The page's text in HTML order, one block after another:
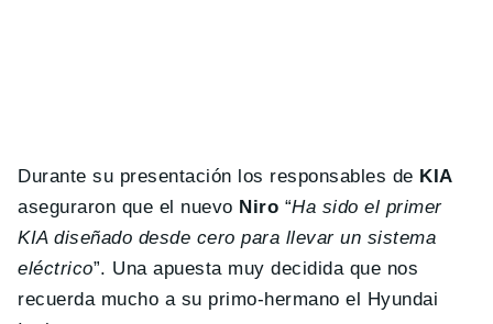
Durante su presentación los responsables de KIA
aseguraron que el nuevo Niro “Ha sido el primer
KIA diseñado desde cero para llevar un sistema
eléctrico”. Una apuesta muy decidida que nos
recuerda mucho a su primo-hermano el Hyundai